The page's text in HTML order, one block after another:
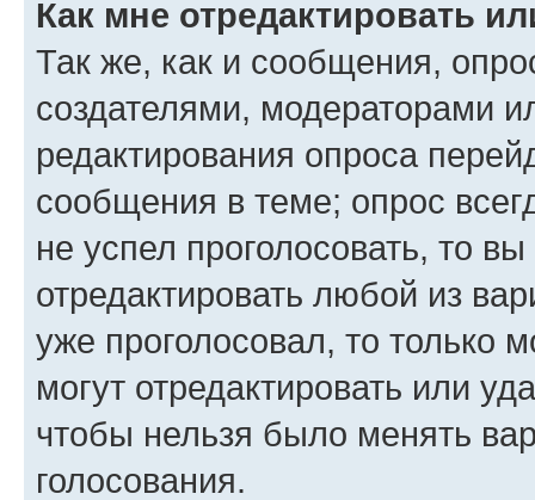
Как мне отредактировать
Так же, как и сообщения,
создателями, модераторами
редактирования опроса
сообщения в теме; опрос
не успел проголосовать, то
отредактировать любой из
уже проголосовал, то только
могут отредактировать или
чтобы нельзя было менять
голосования.